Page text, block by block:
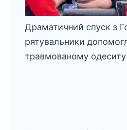
Драматичний спуск з
рятувальники
травмованому одеситу